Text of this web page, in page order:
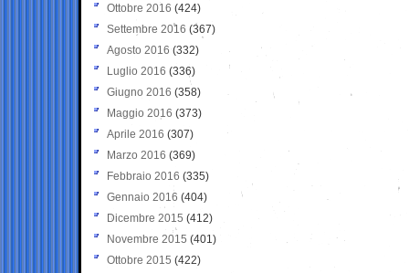
Ottobre 2016 (424)
Settembre 2016 (367)
Agosto 2016 (332)
Luglio 2016 (336)
Giugno 2016 (358)
Maggio 2016 (373)
Aprile 2016 (307)
Marzo 2016 (369)
Febbraio 2016 (335)
Gennaio 2016 (404)
Dicembre 2015 (412)
Novembre 2015 (401)
Ottobre 2015 (422)